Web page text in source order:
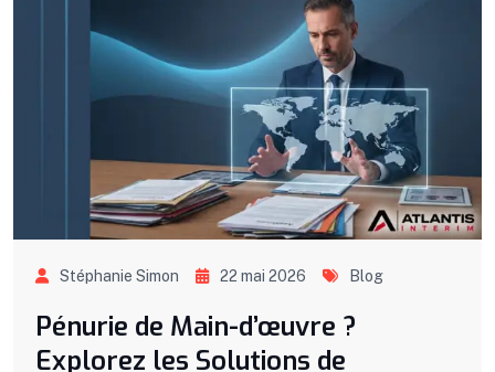
Stéphanie Simon 22 mai 2026 Blog
Pénurie de Main-d’œuvre ?
Explorez les Solutions de